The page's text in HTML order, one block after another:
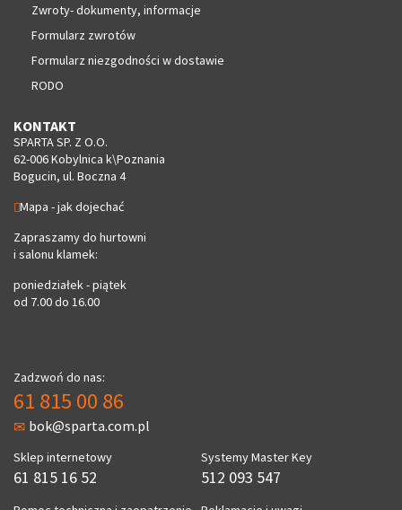
Zwroty- dokumenty, informacje
Formularz zwrotów
Formularz niezgodności w dostawie
RODO
KONTAKT
SPARTA SP. Z O.O.
62-006 Kobylnica k\Poznania
Bogucin, ul. Boczna 4
Mapa - jak dojechać
Zapraszamy do hurtowni
i salonu klamek:
poniedziałek - piątek
od 7.00 do 16.00
Zadzwoń do nas:
61 815 00 86
bok@sparta.com.pl
Sklep internetowy
61 815 16 52
Systemy Master Key
512 093 547